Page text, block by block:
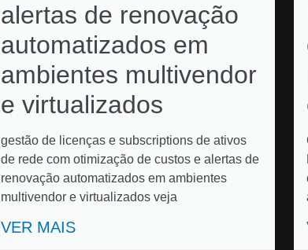
alertas de renovação
automatizados em
ambientes multivendor
e virtualizados
gestão de licenças e subscriptions de ativos
de rede com otimização de custos e alertas de
renovação automatizados em ambientes
multivendor e virtualizados veja
VER MAIS